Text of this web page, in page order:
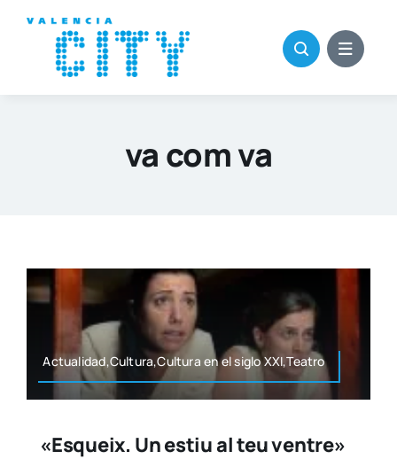
contenido
va com va
Actualidad,Cultura,Cultura en el siglo XXI,Teatro
«Esqueix. Un estiu al teu ventre»